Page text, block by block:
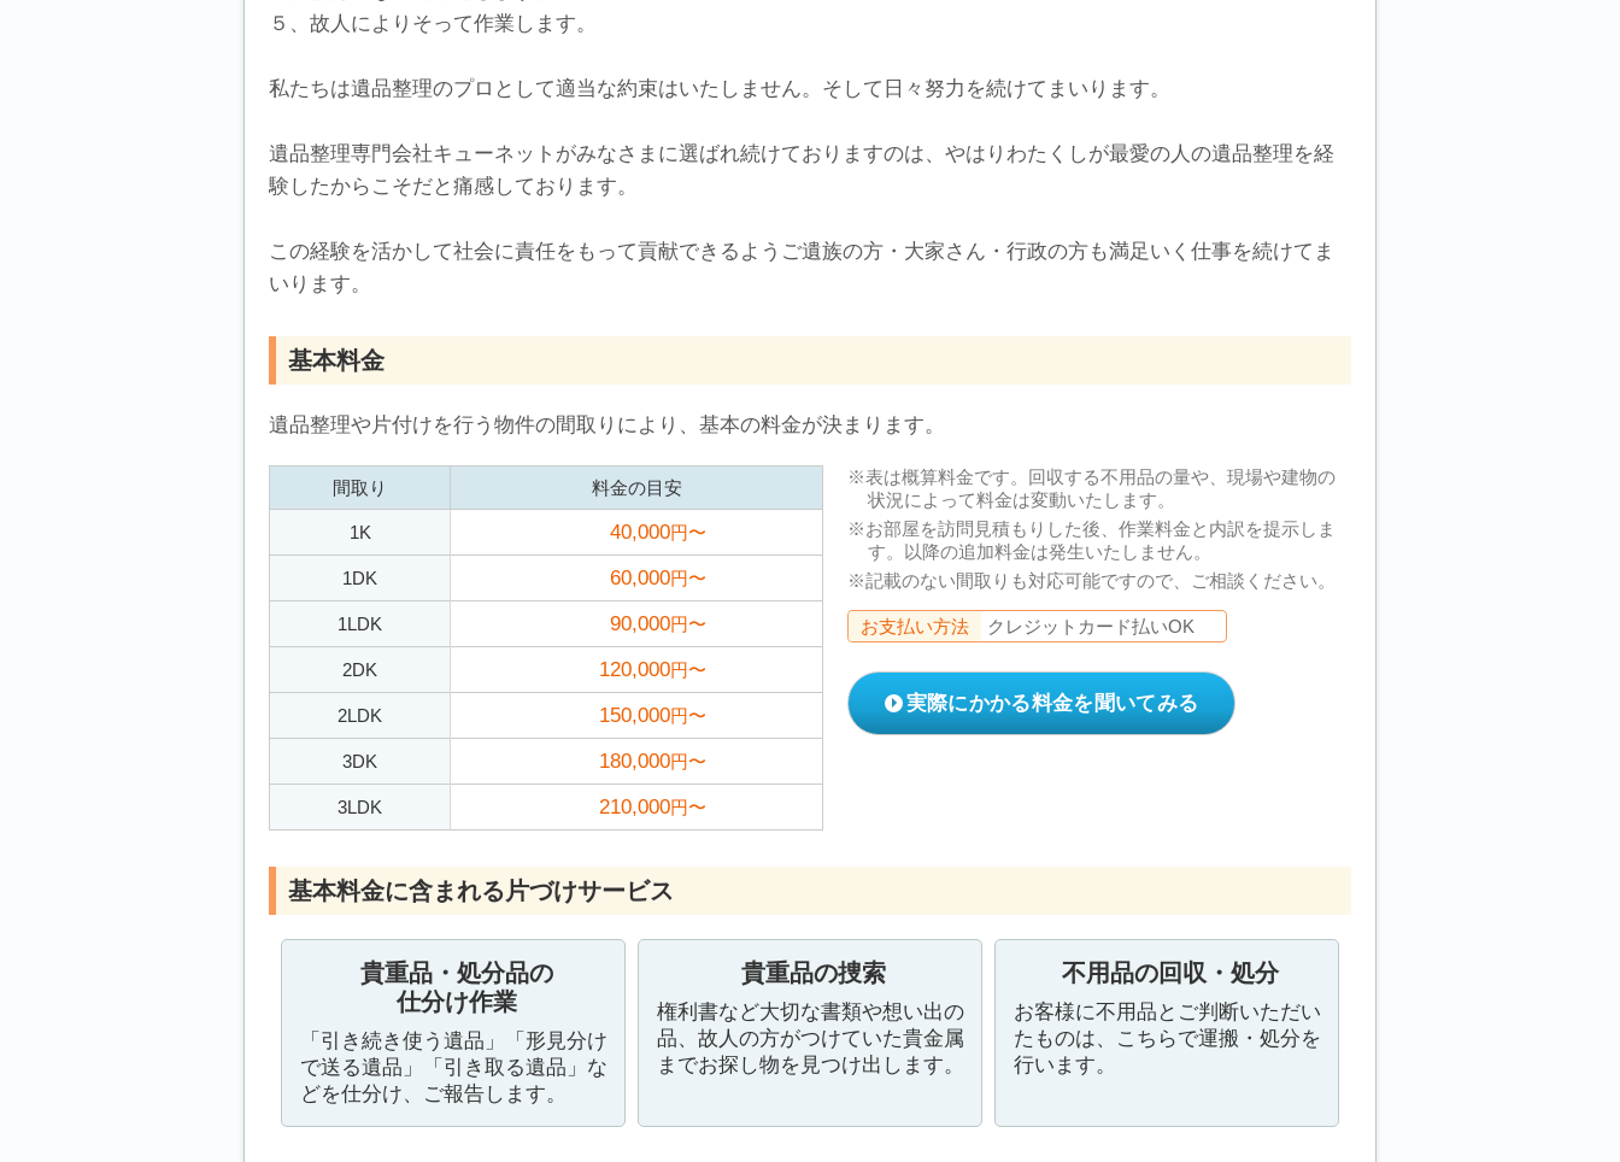
５、故人によりそって作業します。
私たちは遺品整理のプロとして適当な約束はいたしません。そして日々努力を続けてまいります。
遺品整理専門会社キューネットがみなさまに選ばれ続けておりますのは、やはりわたくしが最愛の人の遺品整理を経
験したからこそだと痛感しております。
この経験を活かして社会に責任をもって貢献できるようご遺族の方・大家さん・行政の方も満足いく仕事を続けてま
いります。
基本料金
遺品整理や片付けを行う物件の間取りにより、基本の料金が決まります。
間取り 料金の目安
1K 40,000円〜
1DK 60,000円〜
1LDK 90,000円〜
2DK 120,000円〜
2LDK 150,000円〜
3DK 180,000円〜
3LDK 210,000円〜
表は概算料金です。回収する不用品の量や、現場や建物の
状況によって料金は変動いたします。
お部屋を訪問見積もりした後、作業料金と内訳を提示しま
す。以降の追加料金は発生いたしません。
記載のない間取りも対応可能ですので、ご相談ください。
お支払い方法 クレジットカード払いOK
実際にかかる料金を聞いてみる
基本料金に含まれる片づけサービス
貴重品・処分品の
仕分け作業
「引き続き使う遺品」「形見分け
で送る遺品」「引き取る遺品」な
どを仕分け、ご報告します。
貴重品の捜索
権利書など大切な書類や想い出の
品、故人の方がつけていた貴金属
までお探し物を見つけ出します。
不用品の回収・処分
お客様に不用品とご判断いただい
たものは、こちらで運搬・処分を
行います。